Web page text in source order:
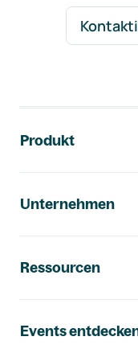
Produkt
Unternehmen
Ressourcen
Events